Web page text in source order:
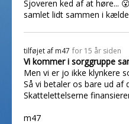
Sjoveren ked af at høre...
samlet lidt sammen i
tilføjet af m47 for 15 år siden
Vi kommer i sorggruppe
Men vi er jo ikke klynkere
Så vi betaler os bare ud af
Skattelettelserne
m47